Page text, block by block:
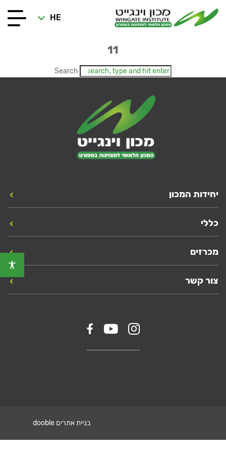
HE
11
Search
יחידות המכון
כללי
מכרזים
צור קשר
בניית אתרים dooble